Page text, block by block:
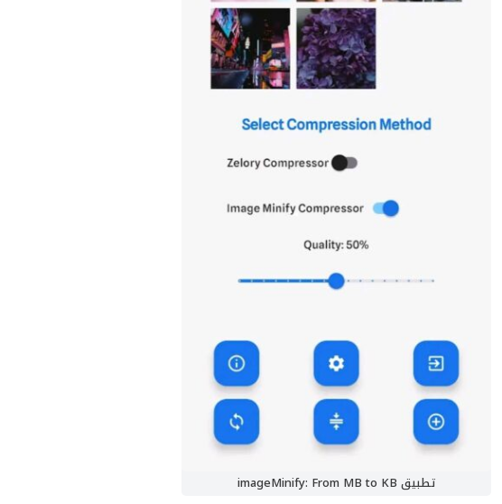
تطبيق imageMinify: From MB to KB